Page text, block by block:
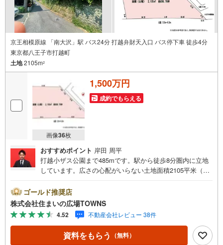
京王相模原線 「南大沢」駅 バス24分 打越弁財天入口 バス停下車 徒歩4分
東京都八王子市打越町
土地2105m2
画像36枚
1,500万円
成約でもらえる
おすすめポイント 岸田 周平
打越小ザス公園まで485mです。駅から徒歩8分圏内に立地
しています。広さの心配がいらない土地面積2105平米（公
物を作りやすくなります傾斜地。第一種低層住居専用地域
は、開放的で明るい街並みが生まれ、良好な住環境からニ
ーズの高い場所です。別荘を建てるのに適した立地です。
土地購入をお考えの方にイチオシの売地がこちらです。
【年中無休/9:00～21:00】人気物件は特にお問い合わせが
集中するため、お早めにお電話下さい。「室内・現地を見
ゴールド推奨店
株式会社住まいの広場TOWNS
4.52 不動産会社レビュー 38件
資料をもらう （無料）